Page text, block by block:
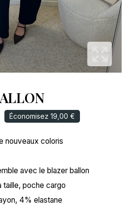
Économisez 19,00 €
nouveaux coloris
avec le blazer ballon
taille, poche cargo
4% elastane